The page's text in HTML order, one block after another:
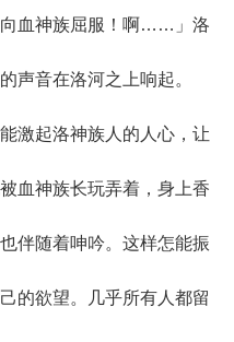
神族屈服！啊……」洛
声音在洛河之上响起。
起洛神族人的人心，让
血神族长玩弄着，身上香
伴随着呻吟。这样怎能振
的欲望。几乎所有人都留